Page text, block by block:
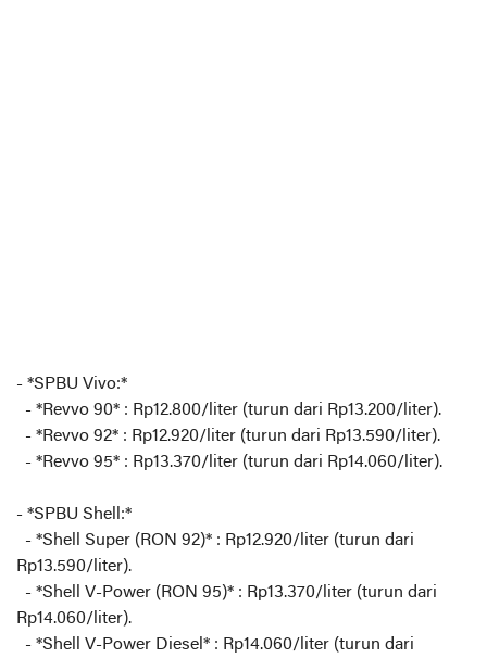
- *SPBU Vivo:*
- *Revvo 90* : Rp12.800/liter (turun dari Rp13.200/liter).
- *Revvo 92* : Rp12.920/liter (turun dari Rp13.590/liter).
- *Revvo 95* : Rp13.370/liter (turun dari Rp14.060/liter).
- *SPBU Shell:*
- *Shell Super (RON 92)* : Rp12.920/liter (turun dari
Rp13.590/liter).
- *Shell V-Power (RON 95)* : Rp13.370/liter (turun dari
Rp14.060/liter).
- *Shell V-Power Diesel* : Rp14.060/liter (turun dari